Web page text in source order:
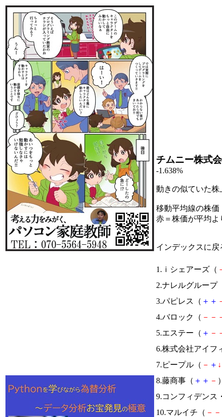
チムニー株式
-1.638%
動きの似ていた
移動平均線の株価
赤＝株価が平均
インデックスに戻
1.ｉシェアーズ（
2.ナレルグループ
3.パピレス（ ＋ ＋
4.バロック（ － －
5.エステー（ ＋ －
6.株式会社アイフ
7.ピープル（ － ＋ ↓
8.藤商事（ ＋ ＋ －
9.コンフィデンス
10.マルイチ（ － －